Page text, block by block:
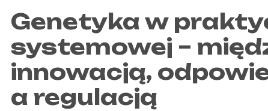
Genetyka w
systemowej –
innowacją,
a regulacją